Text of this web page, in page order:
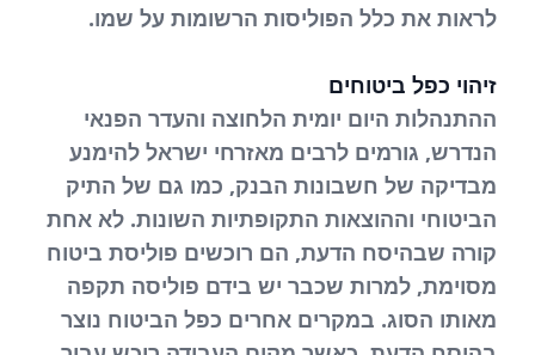
לראות את כלל הפוליסות הרשומות על שמו.
זיהוי כפל ביטוחים
ההתנהלות היום יומית הלחוצה והעדר הפנאי
הנדרש, גורמים לרבים מאזרחי ישראל להימנע
מבדיקה של חשבונות הבנק, כמו גם של התיק
הביטוחי וההוצאות התקופתיות השונות. לא אחת
קורה שבהיסח הדעת, הם רוכשים פוליסת ביטוח
מסוימת, למרות שכבר יש בידם פוליסה תקפה
מאותו הסוג. במקרים אחרים כפל הביטוח נוצר